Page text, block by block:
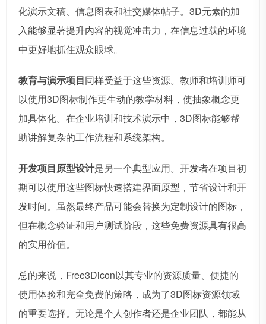
化演示文稿、信息图表和社交媒体帖子。3D元素的加
入能够显著提升内容的视觉冲击力，在信息过载的环境
中更好地抓住观众眼球。
教育与演示项目同样受益于这些资源。教师和培训师可
以使用3D图标制作更生动的教学材料，使抽象概念更
加具体化。在企业培训和技术演示中，3D图标能够帮
助讲解复杂的工作流程和系统架构。
开发项目原型设计是另一个典型应用。开发者在项目初
期可以使用这些图标快速搭建界面原型，节省设计和开
发时间。虽然最终产品可能会替换为定制设计的图标，
但在概念验证和用户测试阶段，这些免费资源具有很高
的实用价值。
总的来说，Free3Dicon以其专业的资源质量、便捷的
使用体验和完全免费的策略，成为了3D图标资源领域
的重要选择。无论是个人创作者还是企业团队，都能从